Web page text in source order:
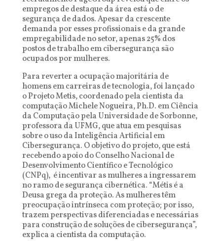
empregos de destaque da área está o de
segurança de dados. Apesar da crescente
demanda por esses profissionais e da grande
empregabilidade no setor, apenas 25% dos
postos de trabalho em cibersegurança são
ocupados por mulheres.
Para reverter a ocupação majoritária de
homens em carreiras de tecnologia, foi lançado
o Projeto Metis, coordenado pela cientista da
computação Michele Nogueira, Ph.D. em Ciência
da Computação pela Universidade de Sorbonne,
professora da UFMG, que atua em pesquisas
sobre o uso da Inteligência Artificial em
Cibersegurança. O objetivo do projeto, que está
recebendo apoio do Conselho Nacional de
Desenvolvimento Científico e Tecnológico
(CNPq), é incentivar as mulheres a ingressarem
no ramo de segurança cibernética. “Métis é a
Deusa grega da proteção. As mulheres têm
preocupação intrínseca com proteção; por isso,
trazem perspectivas diferenciadas e necessárias
para construção de soluções de cibersegurança”,
explica a cientista da computação.